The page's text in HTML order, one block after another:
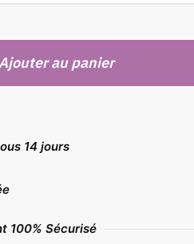
au panier
14 jours
100% Sécurisé